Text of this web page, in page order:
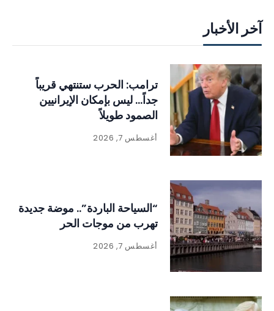
آخر الأخبار
ترامب: الحرب ستنتهي قريباً
جداً… ليس بإمكان الإيرانيين
الصمود طويلاً
أغسطس 7, 2026
“السياحة الباردة”.. موضة جديدة
تهرب من موجات الحر
أغسطس 7, 2026